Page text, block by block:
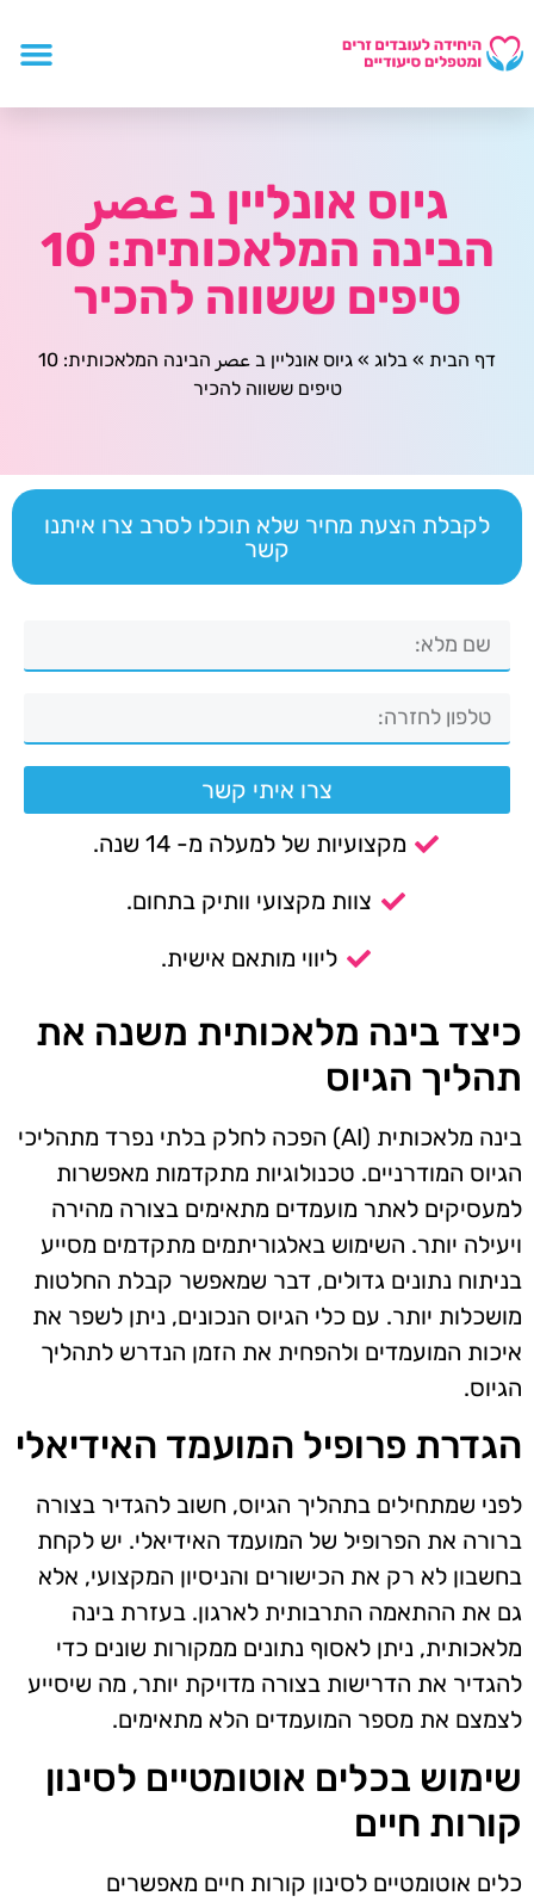
גיוס אונליין ב عصر
הבינה המלאכותית: 10
טיפים ששווה להכיר
דף הבית » בלוג »
גיוס אונליין ב عصر הבינה המלאכותית: 10
טיפים ששווה להכיר
לקבלת הצעת מחיר שלא תוכלו לסרב צרו איתנו
קשר
צרו איתי קשר
מקצועיות של למעלה מ- 14 שנה.
צוות מקצועי וותיק בתחום.
ליווי מותאם אישית.
כיצד בינה מלאכותית משנה את
תהליך הגיוס
בינה מלאכותית (AI) הפכה לחלק בלתי נפרד מתהליכי
הגיוס המודרניים. טכנולוגיות מתקדמות מאפשרות
למעסיקים לאתר מועמדים מתאימים בצורה מהירה
ויעילה יותר. השימוש באלגוריתמים מתקדמים מסייע
בניתוח נתונים גדולים, דבר שמאפשר קבלת החלטות
מושכלות יותר. עם כלי הגיוס הנכונים, ניתן לשפר את
איכות המועמדים ולהפחית את הזמן הנדרש לתהליך
הגיוס.
הגדרת פרופיל המועמד האידיאלי
לפני שמתחילים בתהליך הגיוס, חשוב להגדיר בצורה
ברורה את הפרופיל של המועמד האידיאלי. יש לקחת
בחשבון לא רק את הכישורים והניסיון המקצועי, אלא
גם את ההתאמה התרבותית לארגון. בעזרת בינה
מלאכותית, ניתן לאסוף נתונים ממקורות שונים כדי
להגדיר את הדרישות בצורה מדויקת יותר, מה שיסייע
לצמצם את מספר המועמדים הלא מתאימים.
שימוש בכלים אוטומטיים לסינון
קורות חיים
כלים אוטומטיים לסינון קורות חיים מאפשרים